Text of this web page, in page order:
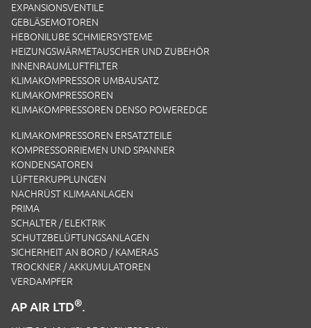
EXPANSIONSVENTILE
GEBLÄSEMOTOREN
HEBONILUBE SCHMIERSYSTEME
HEIZUNGSWÄRMETAUSCHER UND ZUBEHÖR
INNENRAUMLUFTFILTER
KLIMAKOMPRESSOR UMBAUSATZ
KLIMAKOMPRESSOREN
KLIMAKOMPRESSOREN DENSO POWEREDGE
KLIMAKOMPRESSOREN ERSATZTEILE
KOMPRESSORRIEMEN UND SPANNER
KONDENSATOREN
LÜFTERKUPPLUNGEN
NACHRÜST KLIMAANLAGEN
PRIMA
SCHALTER / ELEKTRIK
SCHUTZBELÜFTUNGSANLAGEN
SICHERHEIT AN BORD / KAMERAS
TROCKNER / AKKUMULATOREN
VERDAMPFER
AP AIR LTD®.